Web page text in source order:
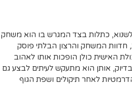
כתלות בצד המגרש בו הוא משחק
העבודה הקשה והמסורה לאורך 90 דקות, חדוות המשחק והרצון הבלתי פוסק
האישית כולן הופכות אותו לאהוב
בדיוק, אותן הוא מתעקש לעיתים לבצע גם
לאחר תיקולים ושפת הגוף